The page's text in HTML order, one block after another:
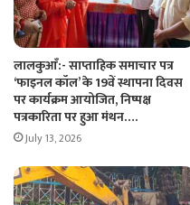
लालकुआँ:- साप्ताहिक समाचार पत्र
‘फाइनल कॉल’ के 19वें स्थापना दिवस
पर कार्यक्रम आयोजित, निष्पक्ष
पत्रकारिता पर हुआ मंथन….
July 13, 2026